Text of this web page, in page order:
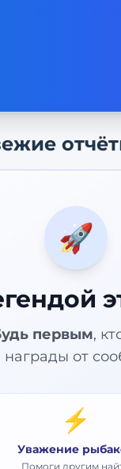
🚀
первым,
от
⚡
Уважение
Помоги другим